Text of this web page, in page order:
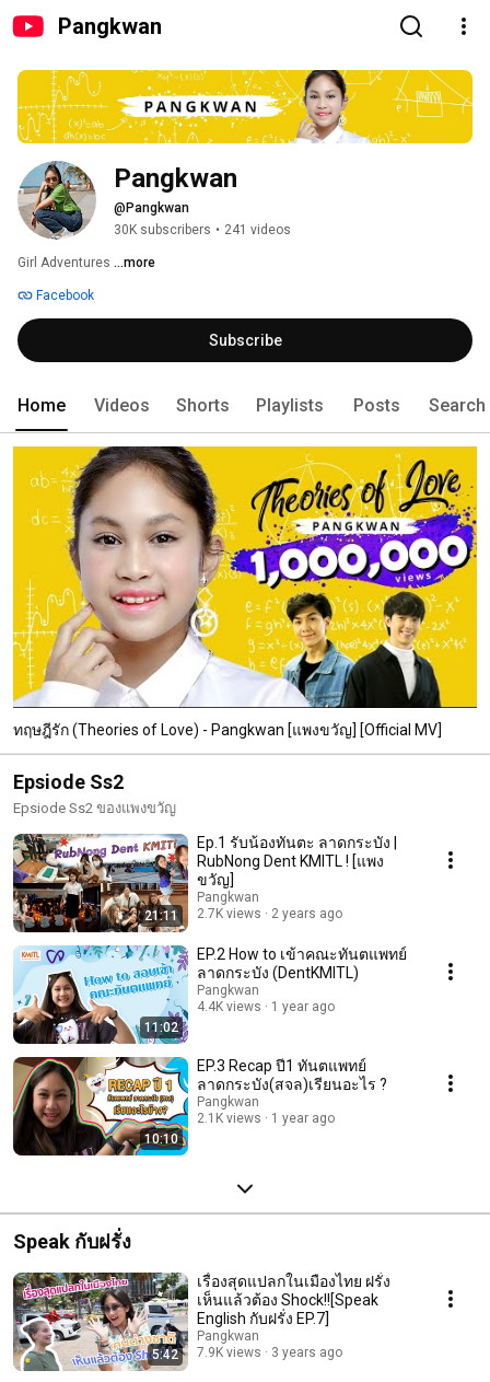
Pangkwan
Pangkwan
@Pangkwan
30K subscribers • 241 videos
Girl Adventures ...more
Facebook
Subscribe
Home Videos Shorts Playlists Posts Search
ทฤษฎีรัก (Theories of Love) - Pangkwan [แพงขวัญ] [Official MV]
Epsiode Ss2
Epsiode Ss2 ของแพงขวัญ
21:11
Ep.1 รับน้องทันตะ ลาดกระบัง |
RubNong Dent KMITL ! [แพง
ขวัญ]
Pangkwan
2.7K views
2 years ago
11:02
EP.2 How to เข้าคณะทันตแพทย์
ลาดกระบัง (DentKMITL)
Pangkwan
4.4K views
1 year ago
10:10
EP.3 Recap ปี1 ทันตแพทย์
ลาดกระบัง(สจล)เรียนอะไร ?
Pangkwan
2.1K views
1 year ago
Speak กับฝรั่ง
5:42
เรื่องสุดแปลกในเมืองไทย ฝรั่ง
เห็นแล้วต้อง Shock!![Speak
English กับฝรั่ง EP.7]
Pangkwan
7.9K views
3 years ago